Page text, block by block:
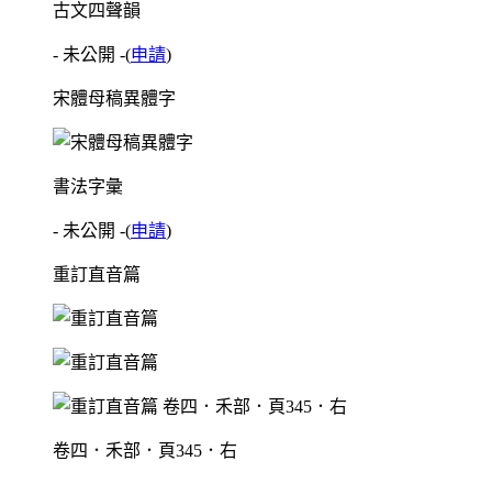
古文四聲韻
- 未公開 -(申請)
宋體母稿異體字
書法字彙
- 未公開 -(申請)
重訂直音篇
卷四．禾部．頁345．右